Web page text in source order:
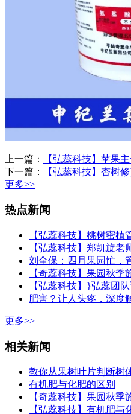
上一篇：
【弘蕊科技】苹果
下一篇：
【弘蕊科技】杏树
更多>>
热点新闻
【弘蕊科技】桃树密植
【弘蕊科技】郑凯旋
刘全保：四月果园忙，
【奇蕊科技】果园秋季
【弘蕊科技】}弘蕊团
肥害？让人头疼，深度
更多>>
相关新闻
教你从果树叶片判断树
有机肥与化肥的区别
【奇蕊科技】果园秋季
【弘蕊科技】有机肥与